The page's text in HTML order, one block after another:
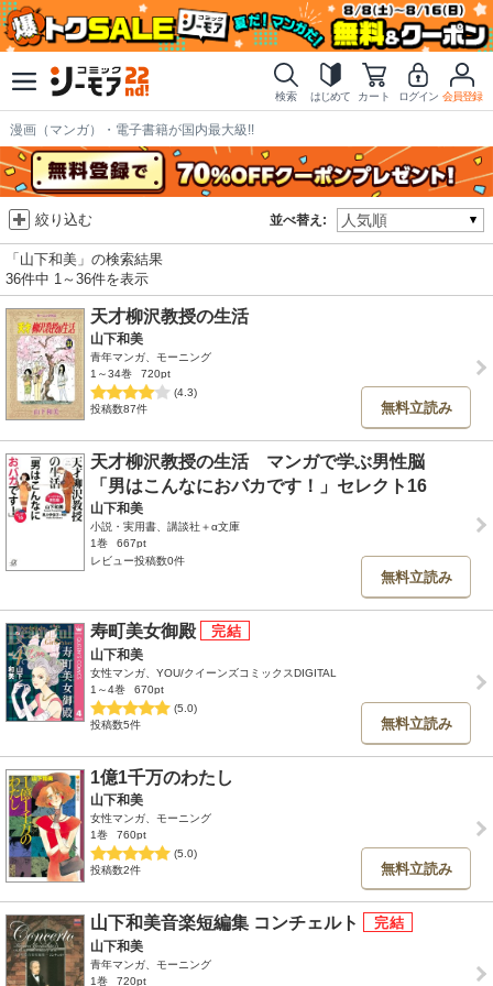
検索 はじめて カート ログイン 会員登録
漫画（マンガ）・電子書籍が国内最大級!!
並べ替え:
絞り込む
「山下和美」の検索結果
36件中 1～36件を表示
天才柳沢教授の生活
山下和美
青年マンガ、モーニング
1～34巻
720pt
(4.3)
投稿数87件
無料立読み
天才柳沢教授の生活 マンガで学ぶ男性脳
「男はこんなにおバカです！」セレクト16
山下和美
小説・実用書、講談社＋α文庫
1巻
667pt
レビュー投稿数0件
無料立読み
寿町美女御殿
山下和美
女性マンガ、YOU/クイーンズコミックスDIGITAL
1～4巻
670pt
(5.0)
投稿数5件
無料立読み
1億1千万のわたし
山下和美
女性マンガ、モーニング
1巻
760pt
(5.0)
投稿数2件
無料立読み
山下和美音楽短編集 コンチェルト
山下和美
青年マンガ、モーニング
1巻
720pt